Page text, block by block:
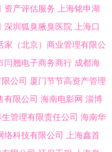
资产评估服务
上海铭申湖
深圳狐臭腋臭医院
上海口
家（北京）商业管理有限公
闫翘电子商务商行 成都海
公司 厦门节节高资产管理
有限公司 海南电影网 淄博
管理有限责任公司 海南华
络科技有限公司
上海鑫首